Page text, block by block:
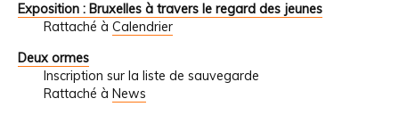
Exposition : Bruxelles à travers le regard des jeunes
Rattaché à Calendrier
Deux ormes
Inscription sur la liste de sauvegarde
Rattaché à News